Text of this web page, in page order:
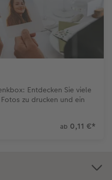
Entdecken Sie viele
zu drucken und ein
ab 0,11 €*